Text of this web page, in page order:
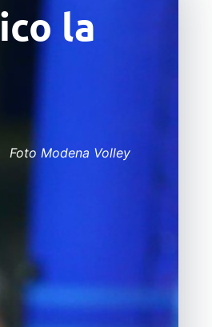
la
Foto Modena Volley